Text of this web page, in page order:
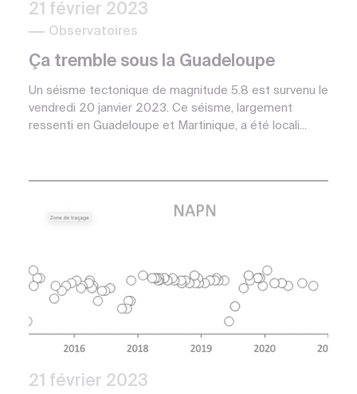
21 février 2023
Observatoires
Ça tremble sous la Guadeloupe
Un séisme tectonique de magnitude 5.8 est survenu le
vendredi 20 janvier 2023. Ce séisme, largement
ressenti en Guadeloupe et Martinique, a été locali...
21 février 2023